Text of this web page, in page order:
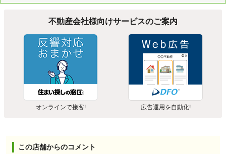
不動産会社様向けサービスのご案内
オンラインで接客! 広告運用を自動化!
この店舗からのコメント